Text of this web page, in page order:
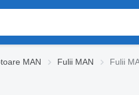
MAN Fulii MAN Fulii